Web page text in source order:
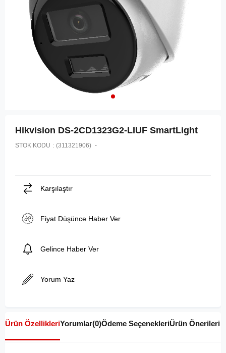
Hikvision DS-2CD1323G2-LIUF SmartLight
STOK KODU (311321906)
Karşılaştır
Fiyat Düşünce Haber Ver
Gelince Haber Ver
Yorum Yaz
Ürün ÖzellikleriYorumlar(0)Ödeme SeçenekleriÜrün Önerileri